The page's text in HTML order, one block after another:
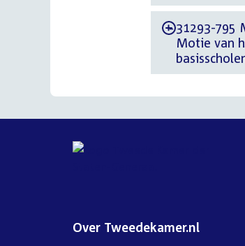
-31293-795
Motie van
Over Tweedekamer.nl